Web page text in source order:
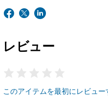
レビュー
このアイテムを最初にレビュー